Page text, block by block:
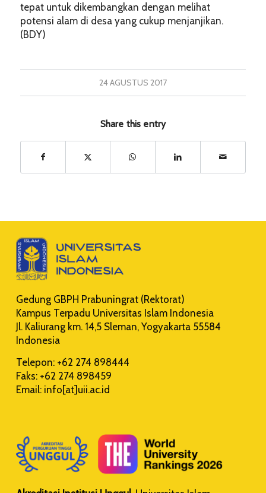
tepat untuk dikembangkan dengan melihat
potensi alam di desa yang cukup menjanjikan.
(BDY)
24 AGUSTUS 2017
Share this entry
Gedung GBPH Prabuningrat (Rektorat)
Kampus Terpadu Universitas Islam Indonesia
Jl. Kaliurang km. 14,5 Sleman, Yogyakarta 55584
Indonesia
Telepon: +62 274 898444
Faks: +62 274 898459
Email: info[at]uii.ac.id